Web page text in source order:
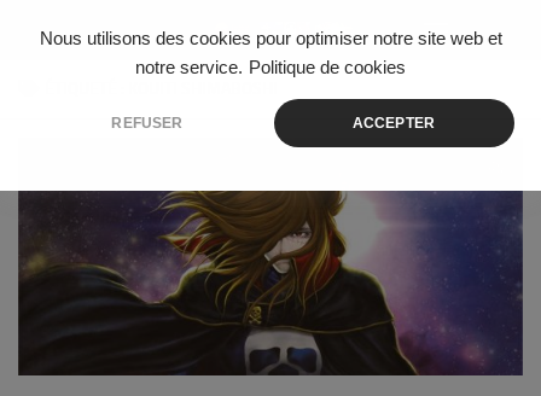
Nous utilisons des cookies pour optimiser notre site web et
notre service. Politique de cookies
REFUSER ACCEPTER
Skip to content